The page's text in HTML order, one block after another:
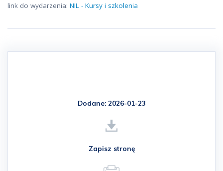
link do wydarzenia: NIL - Kursy i szkolenia
Dodane: 2026-01-23
Zapisz stronę